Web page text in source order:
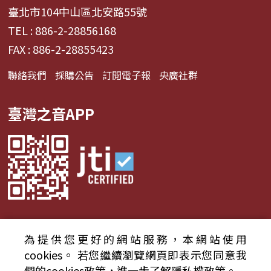
臺北市104中山區北安路55號
TEL : 886-2-28856168
FAX : 886-2-28855423
聯絡我們 採購公告 訂閱電子報 央廣社群
臺灣之音APP
© 2024財團法人中央廣播電臺 版權所有
為提供您更好的網站服務，本網站使用
cookies。 若您繼續瀏覽網頁即表示您同意我